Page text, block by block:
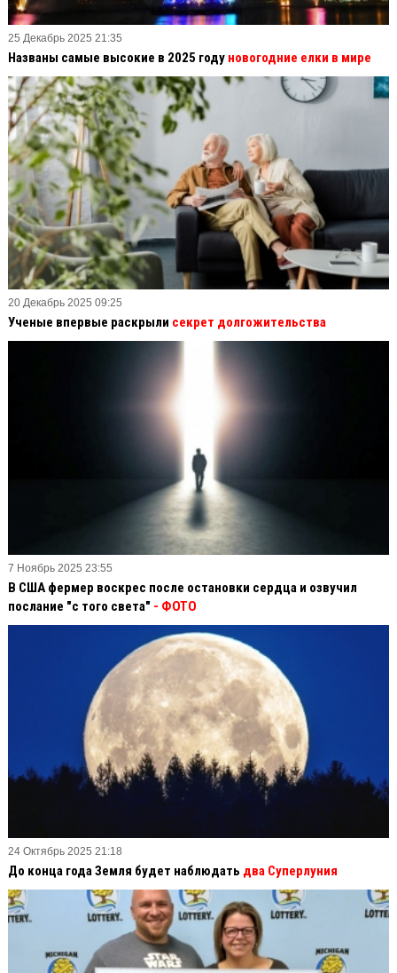
25 Декабрь 2025 21:35
Названы самые высокие в 2025 году новогодние елки в мире
20 Декабрь 2025 09:25
Ученые впервые раскрыли секрет долгожительства
7 Ноябрь 2025 23:55
В США фермер воскрес после остановки сердца и озвучил
послание "с того света" - ФОТО
24 Октябрь 2025 21:18
До конца года Земля будет наблюдать два Суперлуния